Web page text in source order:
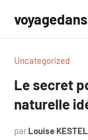
contenu
Uncategorized
Le secret
naturelle
par Louise KESTEL